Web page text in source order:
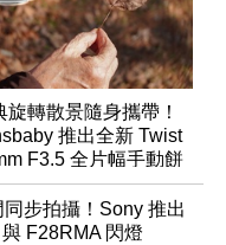
旋轉散景隨身攜帶！
推出全新 Twist
F3.5 全片幅手動餅
步拍攝！Sony 推出
F28RMA 閃燈